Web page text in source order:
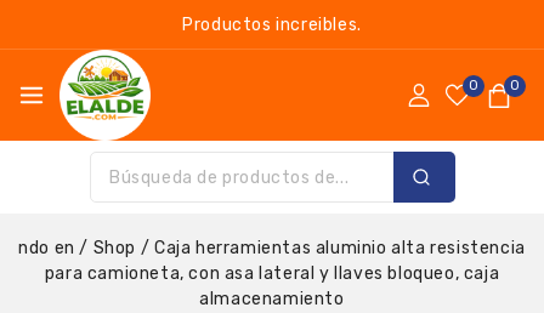
Productos increibles.
0 0
ndo en / Shop / Caja herramientas aluminio alta resistencia
para camioneta, con asa lateral y llaves bloqueo, caja
almacenamiento